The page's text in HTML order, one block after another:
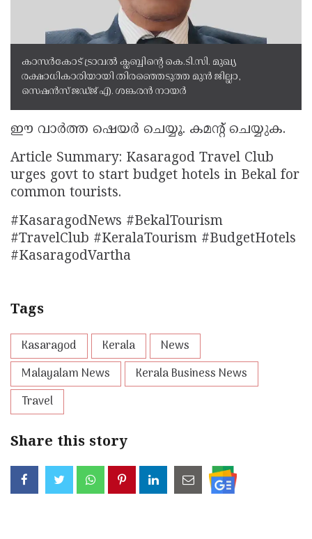
കാസർകോട് ട്രാവൽ ക്ലബ്ബിന്റെ കെ.ടി.സി. മുഖ്യ
രക്ഷാധികാരിയായി തിരഞ്ഞെടുത്ത മുൻ ജില്ലാ,
സെഷൻസ് ജഡ്ജ് എ. ശങ്കരൻ നായർ
ഈ വാർത്ത ഷെയർ ചെയ്യൂ. കമന്റ് ചെയ്യുക.
Article Summary: Kasaragod Travel Club
urges govt to start budget hotels in Bekal for
common tourists.
#KasaragodNews #BekalTourism
#TravelClub #KeralaTourism #BudgetHotels
#KasaragodVartha
Tags
Kasaragod Kerala
News
Malayalam News
Kerala Business News
Travel
Share this story